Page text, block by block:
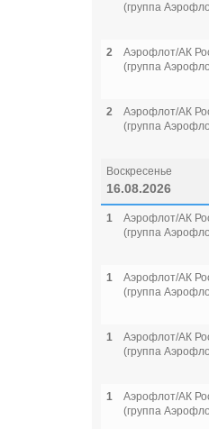
(группа
2
Аэрофлот/АК
(группа
2
Аэрофлот/АК
(группа
Воскресенье
16.08.2026
1
Аэрофлот/АК
(группа
1
Аэрофлот/АК
(группа
1
Аэрофлот/АК
(группа
1
Аэрофлот/АК
(группа